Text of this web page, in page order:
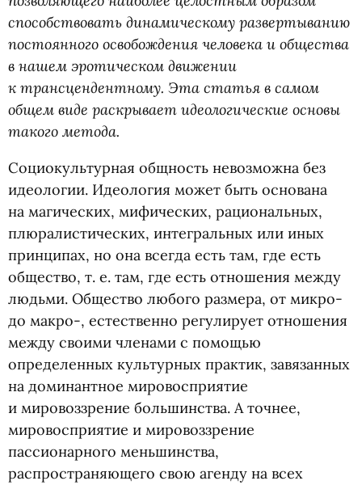
способствовать динамическому развертыванию
постоянного освобождения человека и общества
в нашем эротическом движении
к трансцендентному. Эта статья в самом
общем виде раскрывает идеологические основы
такого метода.
Социокультурная общность невозможна без
идеологии. Идеология может быть основана
на магических, мифических, рациональных,
плюралистических, интегральных или иных
принципах, но она всегда есть там, где есть
общество, т. е. там, где есть отношения между
людьми. Общество любого размера, от микро-
до макро-, естественно регулирует отношения
между своими членами с помощью
определенных культурных практик, завязанных
на доминантное мировосприятие
и мировоззрение большинства. А точнее,
мировосприятие и мировоззрение
пассионарного меньшинства,
распространяющего свою агенду на всех